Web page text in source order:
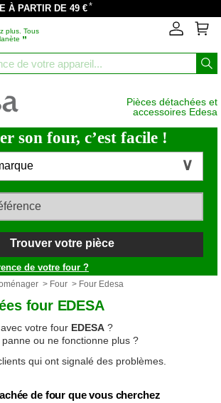
À PARTIR DE 49 €*
plus. Tous
”
Pièces détachées et
accessoires Edesa
son four, c’est facile !
Trouver votre pièce
de votre four ?
> Four > Four Edesa
four EDESA
votre four EDESA ?
ou ne fonctionne plus ?
qui ont signalé des problèmes.
de four que vous cherchez